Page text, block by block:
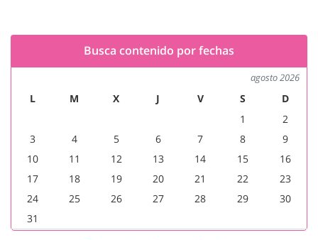
Busca contenido por fechas
agosto 2026
L M X J V S
D
1
2
3
4 5 6 7 8
9
10
11 12 13 14 15
16
17
18 19 20 21 22
23
24
25 26 27 28 29
30
31